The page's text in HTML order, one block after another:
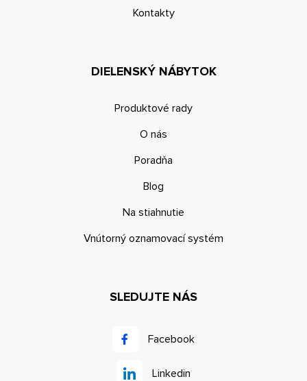
Kontakty
DIELENSKÝ NÁBYTOK
Produktové rady
O nás
Poradňa
Blog
Na stiahnutie
Vnútorný oznamovací systém
SLEDUJTE NÁS
Facebook
Linkedin